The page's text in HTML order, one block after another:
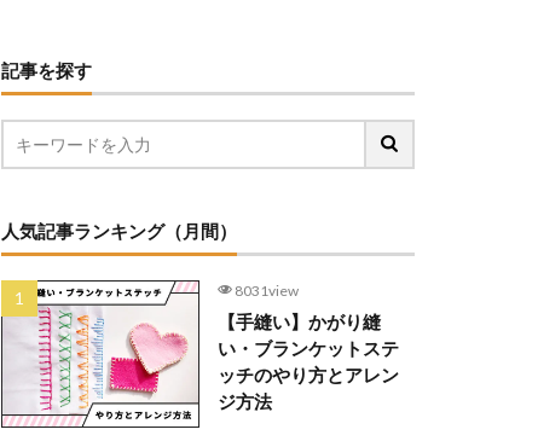
記事を探す
人気記事ランキング（月間）
8031view
【手縫い】かがり縫
い・ブランケットステ
ッチのやり方とアレン
ジ方法